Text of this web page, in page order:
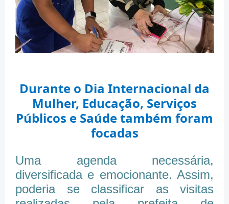
Durante o Dia Internacional da
Mulher, Educação, Serviços
Públicos e Saúde também foram
focadas
Uma agenda necessária,
diversificada e emocionante. Assim,
poderia se classificar as visitas